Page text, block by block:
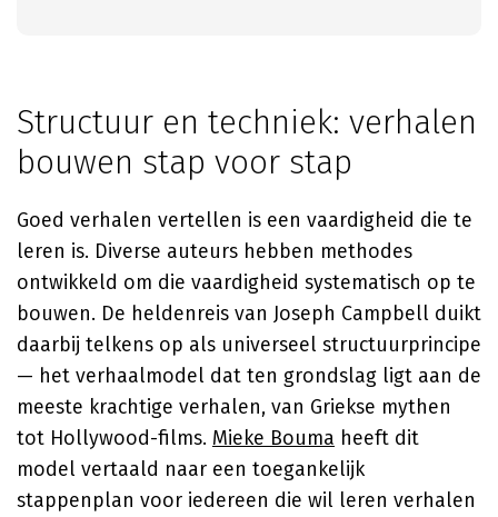
Structuur en techniek: verhalen
bouwen stap voor stap
Goed verhalen vertellen is een vaardigheid die te
leren is. Diverse auteurs hebben methodes
ontwikkeld om die vaardigheid systematisch op te
bouwen. De heldenreis van Joseph Campbell duikt
daarbij telkens op als universeel structuurprincipe
— het verhaalmodel dat ten grondslag ligt aan de
meeste krachtige verhalen, van Griekse mythen
tot Hollywood-films. Mieke Bouma heeft dit
model vertaald naar een toegankelijk
stappenplan voor iedereen die wil leren verhalen